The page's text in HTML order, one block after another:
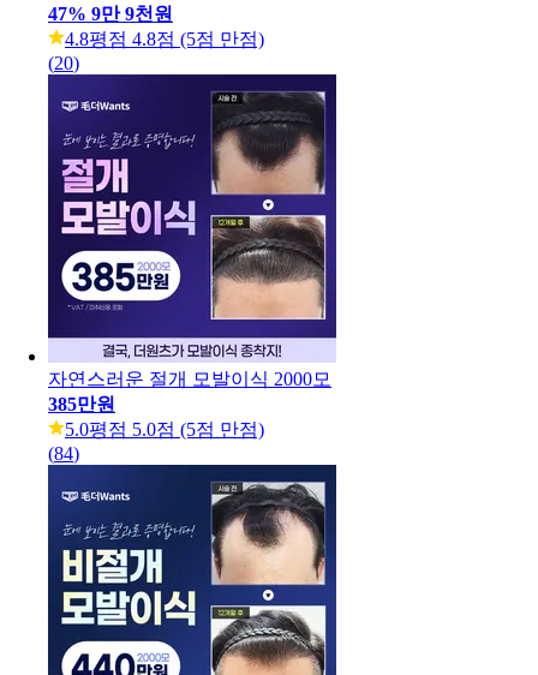
47% 9만 9천원
4.8평점 4.8점 (5점 만점)
(20)
자연스러운 절개 모발이식 2000모
385만원
5.0평점 5.0점 (5점 만점)
(84)